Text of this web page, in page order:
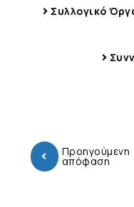
Συλλογικό
Προηγούμενη
απόφαση